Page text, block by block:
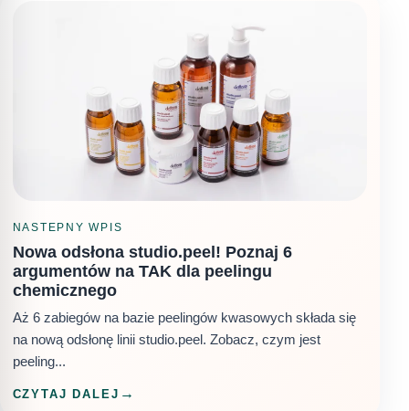
NASTEPNY WPIS
Nowa odsłona studio.peel! Poznaj 6
argumentów na TAK dla peelingu
chemicznego
Aż 6 zabiegów na bazie peelingów kwasowych składa się
na nową odsłonę linii studio.peel. Zobacz, czym jest
peeling...
CZYTAJ DALEJ